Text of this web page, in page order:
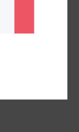
cotone